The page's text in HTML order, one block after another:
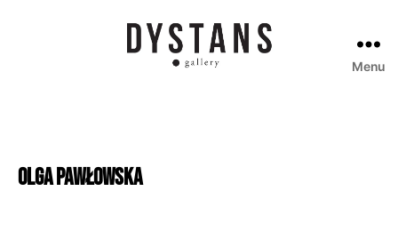
Menu
OlgaPawłowska